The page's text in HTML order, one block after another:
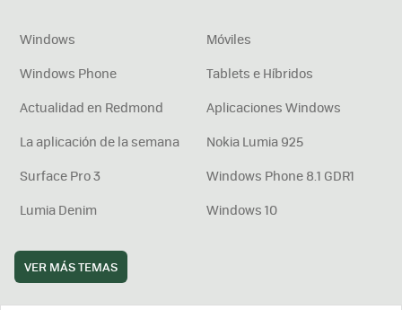
Windows
Móviles
Windows Phone
Tablets e Híbridos
Actualidad en Redmond
Aplicaciones Windows
La aplicación de la semana
Nokia Lumia 925
Surface Pro 3
Windows Phone 8.1 GDR1
Lumia Denim
Windows 10
VER MÁS TEMAS